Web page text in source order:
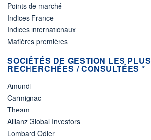
Points de marché
Indices France
Indices internationaux
Matières premières
SOCIÉTÉS DE GESTION LES PLUS
RECHERCHÉES / CONSULTÉES *
Amundi
Carmignac
Theam
Allianz Global Investors
Lombard Odier